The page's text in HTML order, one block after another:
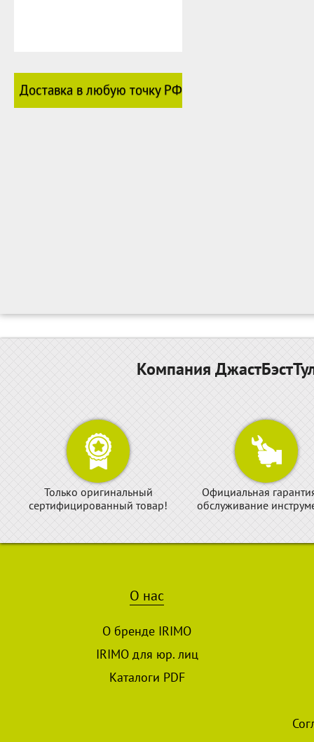
Доставка в любую точку РФ
Компания
Только оригинальный
сертифицированный товар!
Официальная
обслуживание
О нас
О бренде IRIMO
IRIMO для юр. лиц
Каталоги PDF